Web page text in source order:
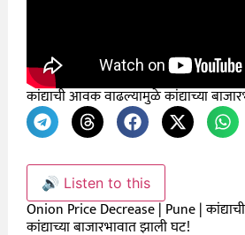
कांद्याची आवक वाढल्यामुळे कांद्याच्या
🔊 Listen to this
Onion Price Decrease | Pune |
कांद्याच्या बाजारभावात झाली घट!